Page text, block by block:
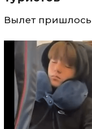
Вылет пришлось